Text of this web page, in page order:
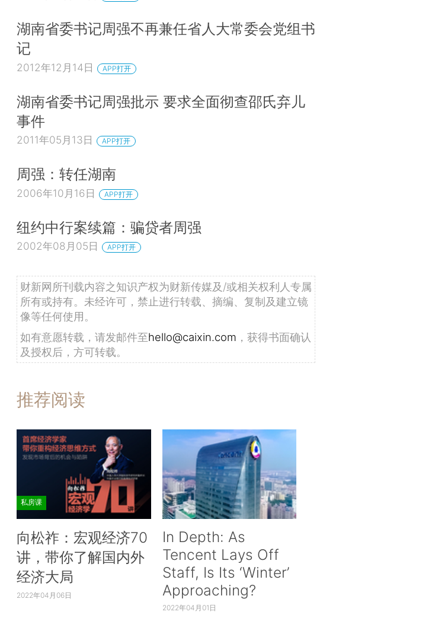
湖南省委书记周强不再兼任省人大常委会党组书
记
2012年12月14日 APP打开
湖南省委书记周强批示 要求全面彻查邵氏弃儿
事件
2011年05月13日 APP打开
周强：转任湖南
2006年10月16日 APP打开
纽约中行案续篇：骗贷者周强
2002年08月05日 APP打开
财新网所刊载内容之知识产权为财新传媒及/或相关权利人专属
所有或持有。未经许可，禁止进行转载、摘编、复制及建立镜
像等任何使用。
如有意愿转载，请发邮件至hello@caixin.com ，获得书面确认
及授权后，方可转载。
推荐阅读
私房课
向松祚：宏观经济70
讲，带你了解国内外
经济大局
2022年04月06日
In Depth: As
Tencent Lays Off
Staff, Is Its ‘Winter’
Approaching?
2022年04月01日